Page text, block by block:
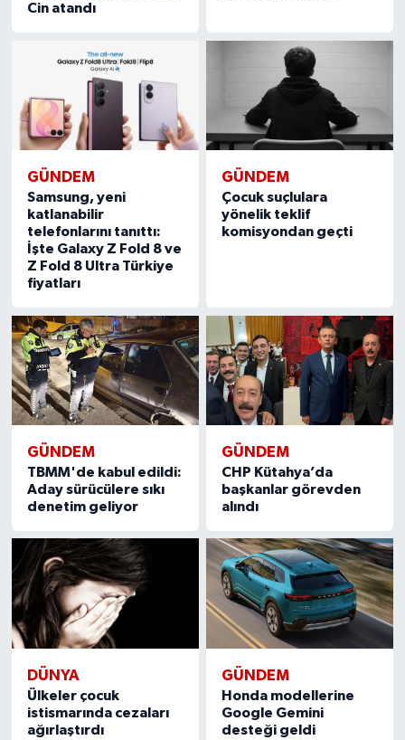
Cin atandı
GÜNDEM
Samsung, yeni
katlanabilir
telefonlarını tanıttı:
İşte Galaxy Z Fold 8 ve
Z Fold 8 Ultra Türkiye
fiyatları
GÜNDEM
Çocuk suçlulara
yönelik teklif
komisyondan geçti
GÜNDEM
TBMM'de kabul edildi:
Aday sürücülere sıkı
denetim geliyor
GÜNDEM
CHP Kütahya’da
başkanlar görevden
alındı
DÜNYA
Ülkeler çocuk
istismarında cezaları
ağırlaştırdı
GÜNDEM
Honda modellerine
Google Gemini
desteği geldi